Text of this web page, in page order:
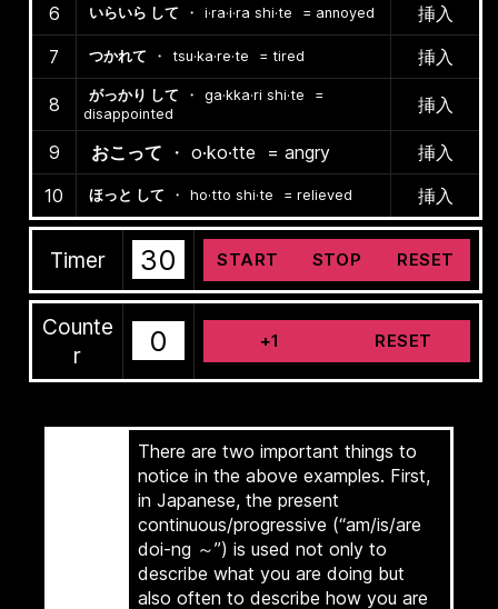
6 いらいら して ・ i·ra·i·ra shi·te = annoyed
挿入
7
つかれて ・ tsu·ka·re·te = tired 挿入
8 がっかり して ・ ga·kka·ri shi·te
=
disappointed
挿入
9 おこって ・ o·ko·tte = angry
挿入
10
ほっと して ・ ho·tto shi·te = relieved 挿入
Timer 30 START STOP RESET
Counte
r
0 +1 RESET
There are two important things to
notice in the above examples. First,
in Japanese, the present
continuous/progressive (“am/is/are
doi-ng ～”) is used not only to
describe what you are doing but
also often to describe how you are